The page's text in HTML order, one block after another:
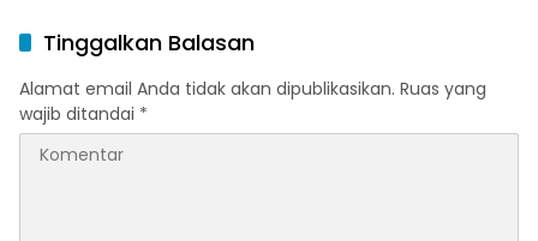
Ramadan dan Menjelang
Idulfitri
Tinggalkan Balasan
Alamat email Anda tidak akan dipublikasikan. Ruas yang
wajib ditandai *